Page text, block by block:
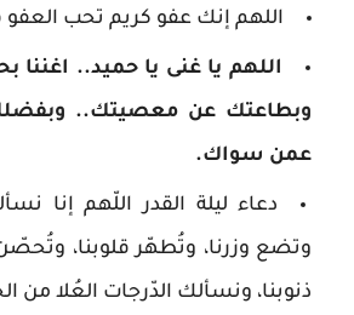
اللهم إنك عفو كريم تحب العفو
اللهم يا غنى يا حميد.. اغننا
وبطاعتك عن معصيتك..
عمن سواك.
دعاء ليلة القدر اللّهم إنا
وتضع وزرنا، وتُطهّر قلوبنا، وتُحصّن
ذنوبنا، ونسألك الدّرجات العُلا من